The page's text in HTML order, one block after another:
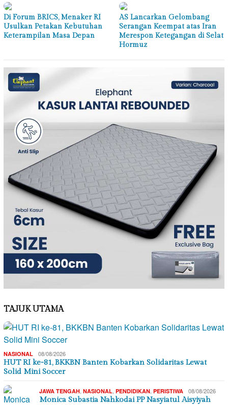
Di Forum BRICS, Menaker RI
Usulkan Petakan Kebutuhan
Keterampilan Masa Depan
AS Lancarkan Gelombang
Serangan Keempat atas Iran
Merespon Ketegangan di Selat
Hormuz
TAJUK UTAMA
NASIONAL 08/08/2026
HUT RI ke-81, BKKBN Banten Kobarkan Solidaritas Lewat
Solid Mini Soccer
JAWA TENGAH NASIONAL PENDIDIKAN PERISTIWA 08/08/2026
Monica Subastia Nahkodai PP Nasyiatul Aisyiyah